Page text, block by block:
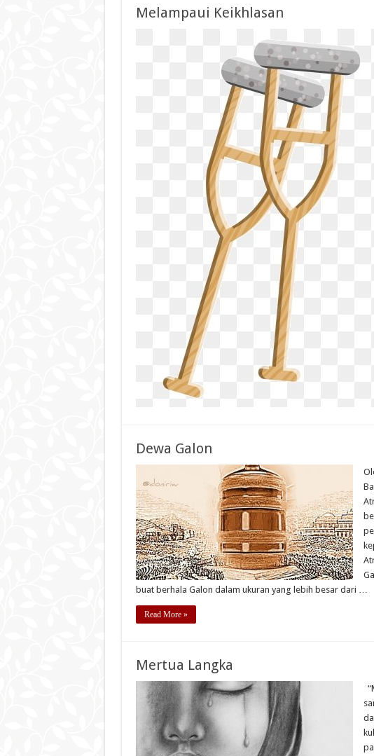
Melampaui Keikhlasan
Dewa Galon
buat berhala Galon dalam ukuran yang lebih besar dari …
Read More »
Mertua Langka